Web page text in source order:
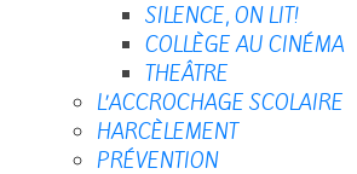
SILENCE, ON LIT!
COLLÈGE AU CINÉMA
THEÂTRE
L’ACCROCHAGE SCOLAIRE
HARCÈLEMENT
PRÉVENTION